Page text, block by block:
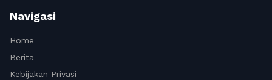
Navigasi
Home
Berita
Kebijakan Privasi